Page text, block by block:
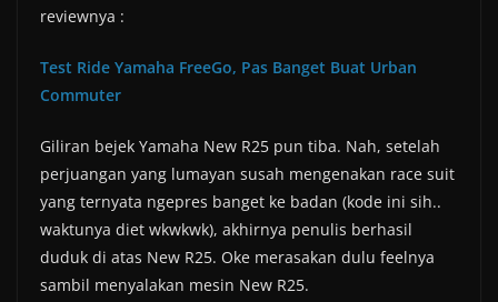
reviewnya :
Test Ride Yamaha FreeGo, Pas Banget Buat Urban
Commuter
Giliran bejek Yamaha New R25 pun tiba. Nah, setelah
perjuangan yang lumayan susah mengenakan race suit
yang ternyata ngepres banget ke badan (kode ini sih..
waktunya diet wkwkwk), akhirnya penulis berhasil
duduk di atas New R25. Oke merasakan dulu feelnya
sambil menyalakan mesin New R25.